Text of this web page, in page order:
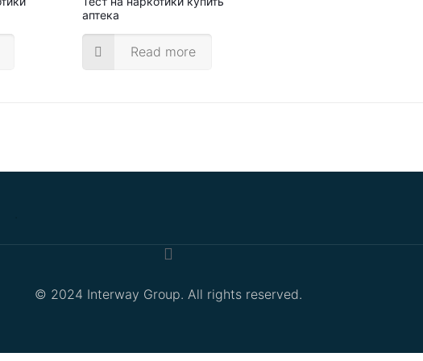
аптека
Read more
© 2024 Interway Group. All rights reserved.